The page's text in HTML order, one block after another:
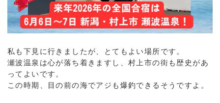
私も下見に行きましたが、とてもよい場所です。
瀬波温泉は心が落ち着きますし、村上市の街も歴史があ
ってよいです。
この時期、目の前の海でアジも爆釣できるそうですよ。